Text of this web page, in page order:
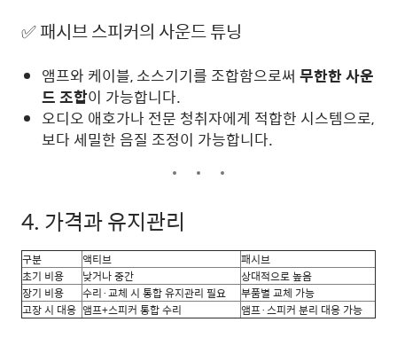
✅ 패시브 스피커의 사운드 튜닝
앰프와 케이블, 소스기기를 조합함으로써 무한한 사운
드 조합이 가능합니다.
오디오 애호가나 전문 청취자에게 적합한 시스템으로,
보다 세밀한 음질 조정이 가능합니다.
4. 가격과 유지관리
구분 액티브
패시브
초기 비용
낮거나 중간
상대적으로 높음
장기 비용
수리·교체 시 통합 유지관리 필요
부품별 교체 가능
고장 시 대응 앰프+스피커 통합 수리 앰프·스피커 분리 대응 가능